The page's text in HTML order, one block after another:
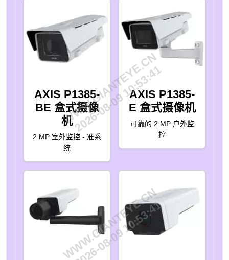
AXIS P1385-
BE 盒式摄像
机
2 MP 室外监控 - 准系
统
AXIS P1385-
E 盒式摄像机
可靠的 2 MP 户外监
控
WWW.GIANTEYE.CN
2026-08-09 10:53:41
WWW.GIANTEYE.CN
2026-08-09 10:53:41